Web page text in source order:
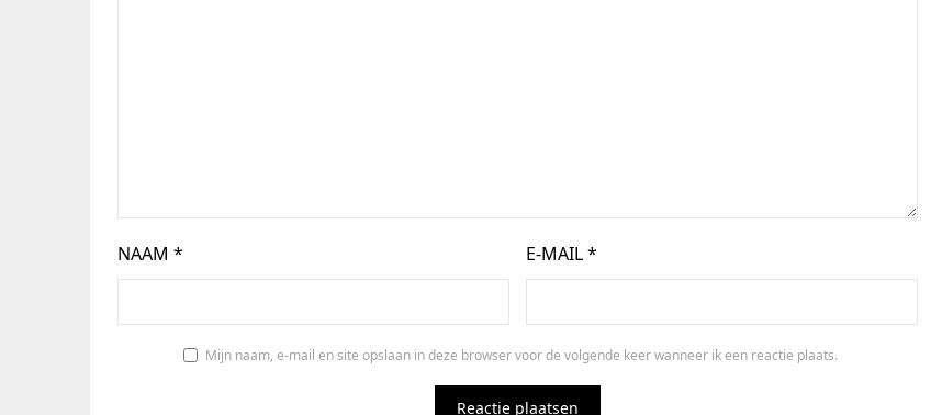
NAAM * E-MAIL*
Mijn naam, e-mail en site opslaan in deze browser voor de volgende keer wanneer ik een reactie plaats.